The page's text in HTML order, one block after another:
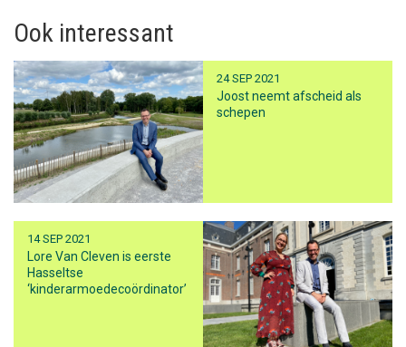
Ook interessant
24 SEP 2021
Joost neemt afscheid als
schepen
14 SEP 2021
Lore Van Cleven is eerste
Hasseltse
‘kinderarmoedecoördinator’